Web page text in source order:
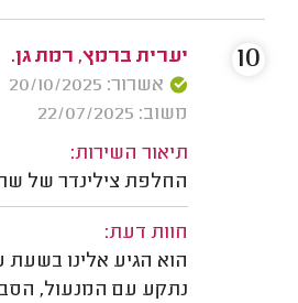
יערית ברמץ, רמת גן.
אשרור: 20/10/2025
משוב: 22/07/2025
תיאור השירות:
החלפת צילינדר של
חוות דעת:
הוא הגיע אלינו
נתקע עם המנעול,
10